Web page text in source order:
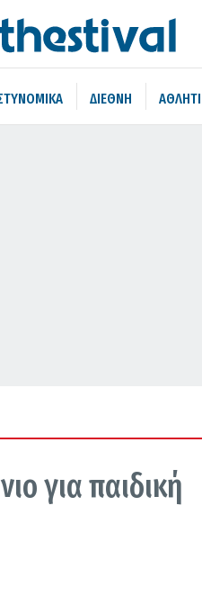
ΔΙΕΘΝΗ
για παιδική